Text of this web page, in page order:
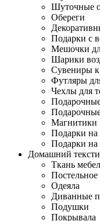
Шуточные
Обереги
Подарки с
Мешочки
Шарики
Сувениры к
Футляры
Чехлы для
Магнитики
Подарки на
Подарки на
Домашний
Ткань
Постельное
Одеяла
Диванные
Подушки
Покрывала